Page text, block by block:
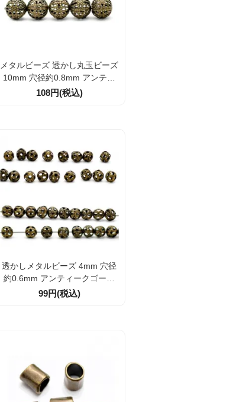
メタルビーズ 透かし丸玉ビーズ
10mm 穴径約0.8mm アンティ
ークゴールド調 2個／20個割引
108円(税込)
透かしメタルビーズ 4mm 穴径
約0.6mm アンティークゴール
ド調 丸玉スペーサービーズ 10
99円(税込)